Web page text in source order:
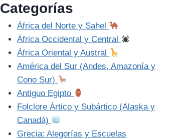
Categorías
África del Norte y Sahel
África Occidental y Central
África Oriental y Austral
América del Sur (Andes, Amazonía y
Cono Sur)
Antiguo Egipto
Folclore Ártico y Subártico (Alaska y
Canadá)
Grecia: Alegorías y Escuelas